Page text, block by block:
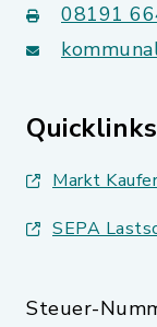
08191
Quicklinks
Markt
SEPA
Steuer-